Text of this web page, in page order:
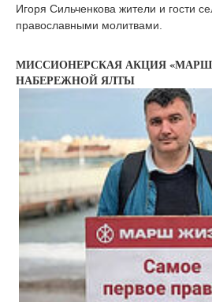
Игоря Сильченкова жители и гости
православными молитвами.
МИССИОНЕРСКАЯ АКЦИЯ
НАБЕРЕЖНОЙ ЯЛТЫ